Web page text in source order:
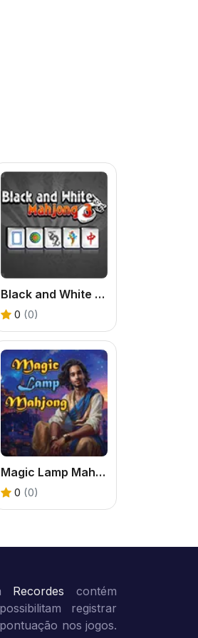
Black and White Mahjong 3
0 (0)
Magic Lamp Mahjong
0 (0)
Recordes contém
registrar
nos jogos.